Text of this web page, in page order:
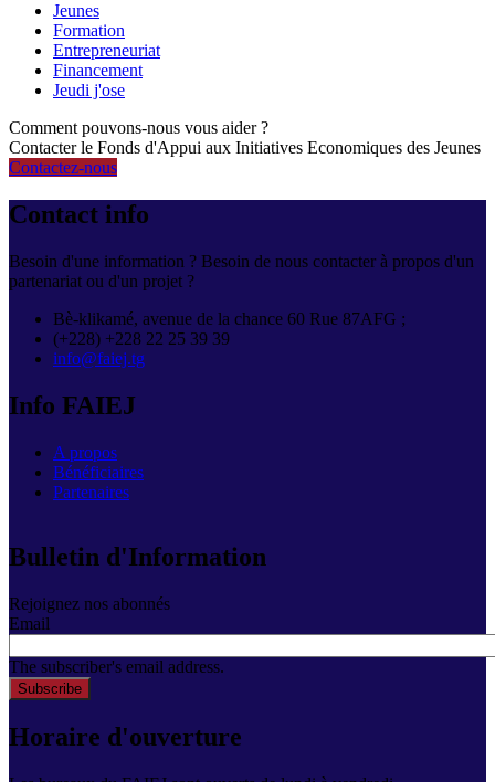
Jeunes
Formation
Entrepreneuriat
Financement
Jeudi j'ose
Comment pouvons-nous vous aider ?
Contacter le Fonds d'Appui aux Initiatives Economiques des Jeunes
Contactez-nous
Contact info
Besoin d'une information ? Besoin de nous contacter à propos d'un
partenariat ou d'un projet ?
Bè-klikamé, avenue de la chance 60 Rue 87AFG ;
(+228) +228 22 25 39 39
info@faiej.tg
Info FAIEJ
A propos
Bénéficiaires
Partenaires
Bulletin d'Information
Rejoignez nos abonnés
Email
The subscriber's email address.
Horaire d'ouverture